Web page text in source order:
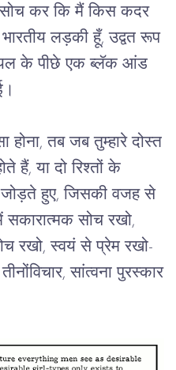
कर कि मैं किस कदर
लड़की हूँ, उद्वत रूप
के पीछे एक ब्लॅक आंड
तब जब तुम्हारे दोस्त
हैं, या दो रिश्तों के
हुए, जिसकी वजह से
सोच रखो,
रखो, स्वयं से प्रेम रखो-
सांत्वना पुरस्कार